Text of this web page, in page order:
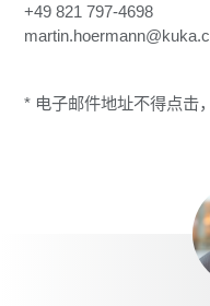
+49 821 797-4698
* 电子邮件地址不得点击